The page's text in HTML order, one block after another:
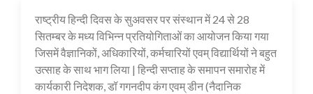
16 Jul 2020
राष्ट्रीय हिन्दी दिवस के सुअवसर पर संस्थान में 24 से 28
सितम्बर के मध्य विभिन्न प्रतियोगिताओं का आयोजन किया गया
जिसमें वैज्ञानिकों, अधिकारियों, कर्मचारियों एवम् विद्यार्थियों ने बहुत
उत्साह के साथ भाग लिया | हिन्दी सप्ताह के समापन समारोह में
कार्यकारी निदेशक, डॉ गगनदीप कंग एवम् डीन (नैदानिक